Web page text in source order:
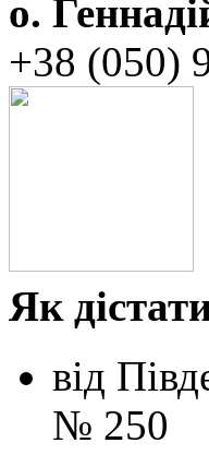
о.
+38 (050)‭
Як
від
№ 250